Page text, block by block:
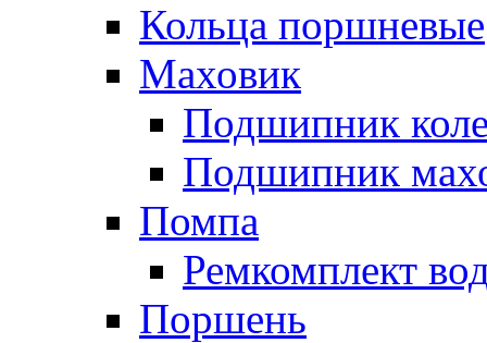
Кольца поршневые
Маховик
Подшипник
Подшипник
Помпа
Ремкомплект
Поршень